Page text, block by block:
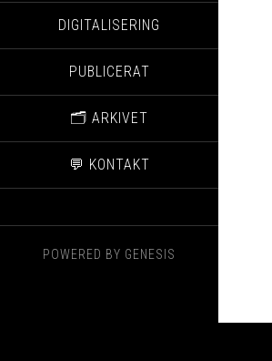
DIGITALISERING
PUBLICERAT
🗂️ ARKIVET
💬 KONTAKT
POWERED BY GENESIS